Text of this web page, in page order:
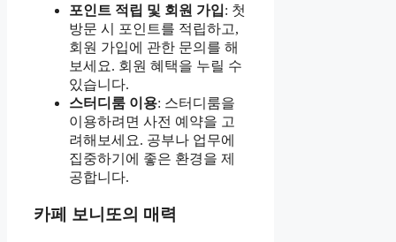
포인트 적립 및 회원 가입: 첫
방문 시 포인트를 적립하고,
회원 가입에 관한 문의를 해
보세요. 회원 혜택을 누릴 수
있습니다.
스터디룸 이용: 스터디룸을
이용하려면 사전 예약을 고
려해보세요. 공부나 업무에
집중하기에 좋은 환경을 제
공합니다.
카페 보니또의 매력